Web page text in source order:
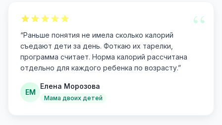
“
“Раньше понятия не имела сколько калорий
съедают дети за день. Фоткаю их тарелки,
программа считает. Норма калорий рассчитана
отдельно для каждого ребенка по возрасту.”
ЕМ
Елена Морозова
Мама двоих детей